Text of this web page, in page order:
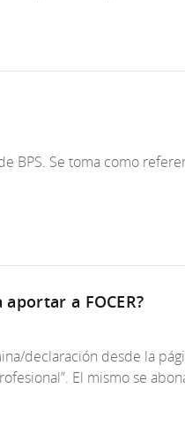
BPS. Se toma como
a FOCER?
declaración desde la
El mismo se